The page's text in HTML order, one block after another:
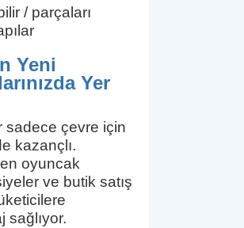
/ parçaları
Yeni
Yer
sadece çevre için
kazançlı.
oyuncak
ve butik satış
sağlıyor.